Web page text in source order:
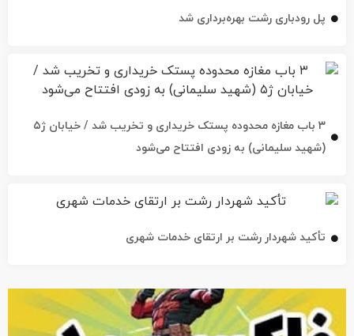
پل رودباری رشت بهره‌برداری شد
۳ باب مغازه محدوده پستک خریداری و تخریب شد / خیابان ژ۵
(شهید سلیمانی) به زودی افتتاح می‌شود
تأکید شهردار رشت بر ارتقای خدمات شهری